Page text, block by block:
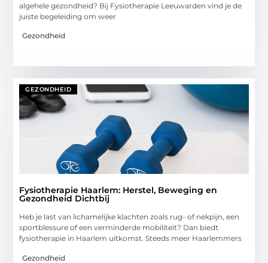
algehele gezondheid? Bij Fysiotherapie Leeuwarden vind je de
juiste begeleiding om weer
Gezondheid
GEZONDHEID
Fysiotherapie Haarlem: Herstel, Beweging en
Gezondheid Dichtbij
Heb je last van lichamelijke klachten zoals rug- of nekpijn, een
sportblessure of een verminderde mobiliteit? Dan biedt
fysiotherapie in Haarlem uitkomst. Steeds meer Haarlemmers
Gezondheid